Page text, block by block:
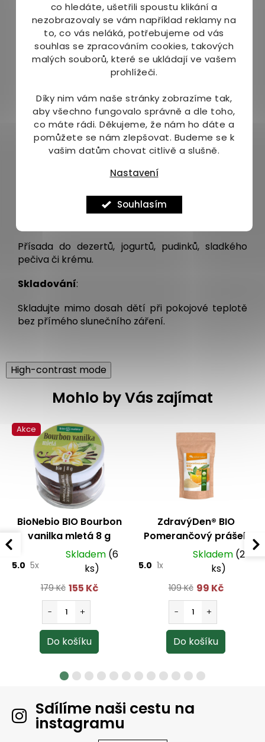
co hledáte, ušetřili spoustu klikání a
nezobrazovaly se vám například reklamy na
to, co vás neláká, potřebujeme od vás
souhlas se zpracováním cookies, takových
malých souborů, které se ukládají ve vašem
prohlížeči.
Díky nim vám naše stránky zobrazíme tak,
aby všechno fungovalo správně a dle toho,
co máte rádi. Děkujeme, že nám ho dáte a
pomůžete se nám zlepšovat. Budeme se k
vašim datům chovat citlivě a slušně.
Nastavení
Souhlasím
Způsob úpravy
Podélně lusk rozřízněte a tupou stranou
nože vyjměte semínka, přidávejte
Celý lusk můžete přidat k cukru do uzavřené
nádoby – cukr krásně provoní a navíc je to
vhodný způsob pro skladování, aby si lusky
zachovaly svoji čerstvost.
růměrná délka lusku: ± 20 cm
Přísada do dezertů, jogurtů, pudinků, sladkého
pečiva či krému.
Skladování:
Skladujte mimo dosah dětí při pokojové teplotě
bez přímého slunečního záření.
High-contrast mode
Mohlo by Vás zajímat
Akce
BioNebio BIO Bourbon
vanilka mletá 8 g
5.0 5x
Skladem (6
ks)
179 Kč 155 Kč
ZdravýDen® BIO
Pomerančový prášek
100 g
5.0 1x
Skladem (2
ks)
109 Kč 99 Kč
Sdílíme naši cestu na
instagramu